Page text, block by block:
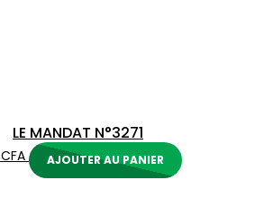
LE MANDAT N°3271
CFA AJOUTER AU PANIER